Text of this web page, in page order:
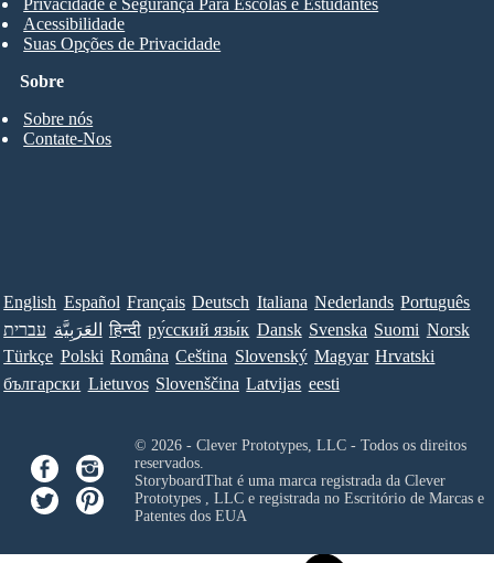
Sobre
Sobre nós
Contate-Nos
Privacidade e Segurança Para Escolas e Estudantes
Acessibilidade
Suas Opções de Privacidade
English Español Français Deutsch Italiana Nederlands Português
עברית العَرَبِيَّة हिन्दी ру́сский язы́к Dansk Svenska Suomi Norsk
Türkçe Polski Româna Ceština Slovenský Magyar Hrvatski
български Lietuvos Slovenščina Latvijas eesti
© 2026 - Clever Prototypes, LLC - Todos os direitos
reservados.
StoryboardThat é uma marca registrada da Clever
Prototypes , LLCe registrada no Escritório de Marcas e
Patentes dos EUA